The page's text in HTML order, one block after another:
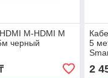
М-HDMI M
черный
5
2